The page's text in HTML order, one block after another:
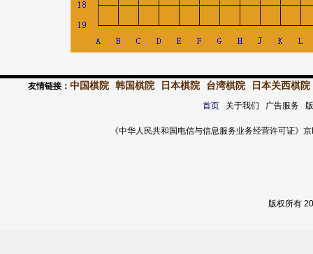
友情链接： 中国棋院 韩国棋院 日本棋院 台湾棋院 日本关西棋院
首页关于我们 广告服务
《中华人民共和国电信与信息服务业务经营许可证
版权所有